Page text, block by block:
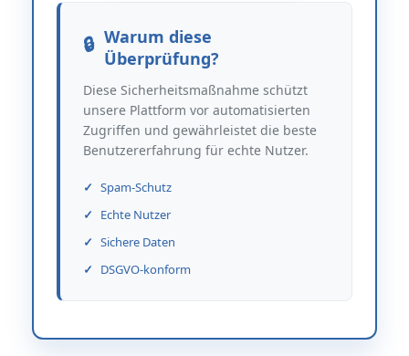
Warum diese
Überprüfung?
Diese Sicherheitsmaßnahme schützt
unsere Plattform vor automatisierten
Zugriffen und gewährleistet die beste
Benutzererfahrung für echte Nutzer.
Spam-Schutz
Echte Nutzer
Sichere Daten
DSGVO-konform